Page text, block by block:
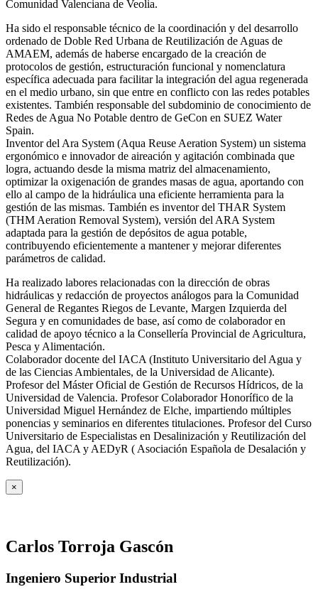
Comunidad Valenciana de Veolia.
Ha sido el responsable técnico de la coordinación y del desarrollo
ordenado de Doble Red Urbana de Reutilización de Aguas de
AMAEM, además de haberse encargado de la creación de
protocolos de gestión, estructuración funcional y nomenclatura
específica adecuada para facilitar la integración del agua regenerada
en el medio urbano, sin que entre en conflicto con las redes potables
existentes. También responsable del subdominio de conocimiento de
Redes de Agua No Potable dentro de GeCon en SUEZ Water
Spain.
Inventor del Ara System (Aqua Reuse Aeration System) un sistema
ergonómico e innovador de aireación y agitación combinada que
logra, actuando desde la misma matriz del almacenamiento,
optimizar la oxigenación de grandes masas de agua, aportando con
ello al campo de la hidráulica una eficiente herramienta para la
gestión de las mismas. También es inventor del THAR System
(THM Aeration Removal System), versión del ARA System
adaptada para la gestión de depósitos de agua potable,
contribuyendo eficientemente a mantener y mejorar diferentes
parámetros de calidad.
Ha realizado labores relacionadas con la dirección de obras
hidráulicas y redacción de proyectos análogos para la Comunidad
General de Regantes Riegos de Levante, Margen Izquierda del
Segura y en comunidades de base, así como de colaborador en
calidad de apoyo técnico a la Consellería Provincial de Agricultura,
Pesca y Alimentación.
Colaborador docente del IACA (Instituto Universitario del Agua y
de las Ciencias Ambientales, de la Universidad de Alicante).
Profesor del Máster Oficial de Gestión de Recursos Hídricos, de la
Universidad de Valencia. Profesor Colaborador Honorífico de la
Universidad Miguel Hernández de Elche, impartiendo múltiples
ponencias y seminarios en diferentes titulaciones. Profesor del Curso
Universitario de Especialistas en Desalinización y Reutilización del
Agua, del IACA y AEDyR ( Asociación Española de Desalación y
Reutilización).
×
Carlos Torroja Gascón
Ingeniero Superior Industrial